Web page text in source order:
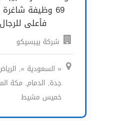
69 وظيفة
فأعلى
شركة بيبسيكو
« السعودية »,
جدة, الدمام, مكة
خميس مشيط